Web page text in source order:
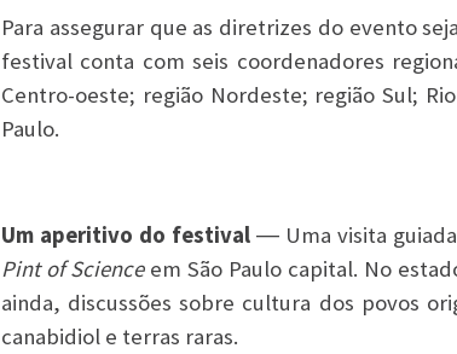
Para assegurar que as diretrizes do evento
festival conta com seis coordenadores
Centro-oeste; região Nordeste; região Sul;
Paulo.
Um aperitivo do festival― Uma visita
Pint of Scienceem São Paulo capital. No
ainda, discussões sobre cultura dos povos
canabidiol e terras raras.